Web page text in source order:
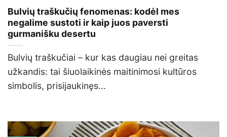
Bulvių traškučių fenomenas: kodėl mes
negalime sustoti ir kaip juos paversti
gurmanišku desertu
Bulvių traškučiai – kur kas daugiau nei greitas
užkandis: tai šiuolaikinės maitinimosi kultūros
simbolis, prisijaukinęs...